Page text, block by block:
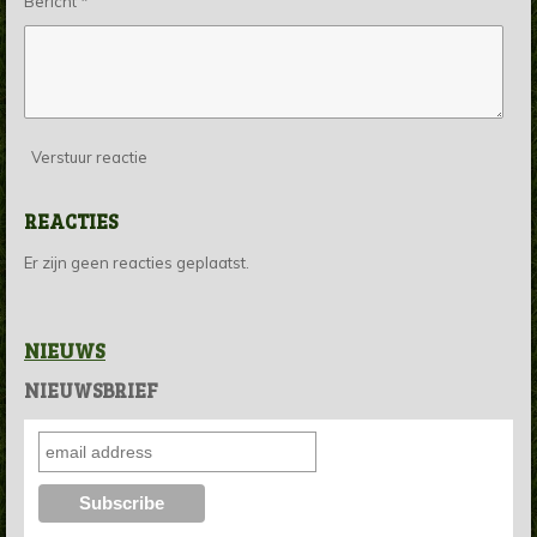
Verstuur reactie
REACTIES
Er zijn geen reacties geplaatst.
NIEUWS
NIEUWSBRIEF